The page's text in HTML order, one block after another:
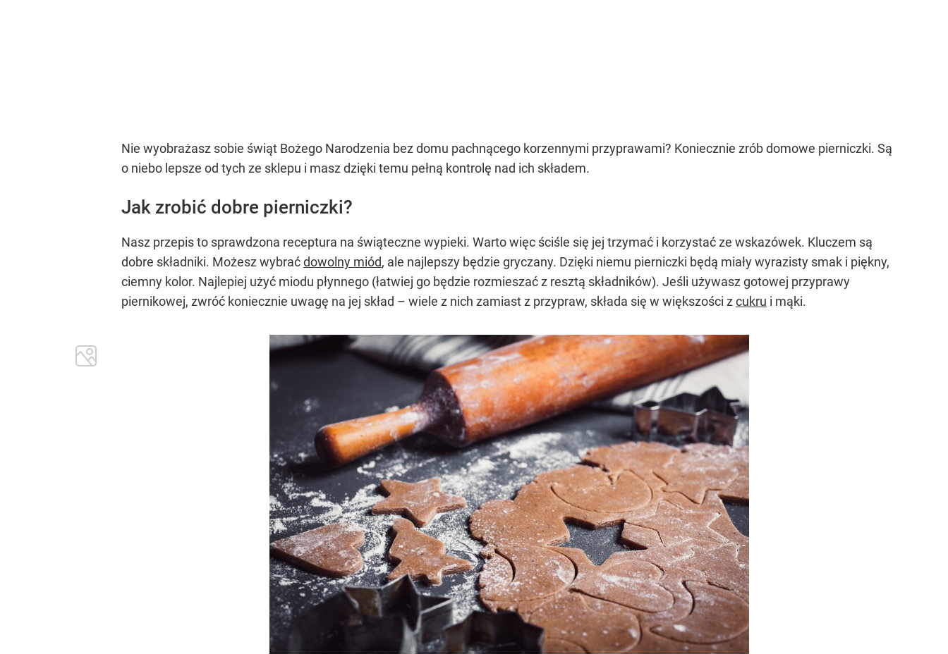
Nie wyobrażasz sobie świąt Bożego Narodzenia bez domu pachnącego korzennymi przyprawami? Koniecznie zrób domowe pierniczki. Są
o niebo lepsze od tych ze sklepu i masz dzięki temu pełną kontrolę nad ich składem.
Jak zrobić dobre pierniczki?
Nasz przepis to sprawdzona receptura na świąteczne wypieki. Warto więc ściśle się jej trzymać i korzystać ze wskazówek. Kluczem są
dobre składniki. Możesz wybraćdowolny miód, ale najlepszy będzie gryczany. Dzięki niemu pierniczki będą miały wyrazisty smak i piękny,
ciemny kolor. Najlepiej użyć miodu płynnego (łatwiej go będzie rozmieszać z resztą składników). Jeśli używasz gotowej przyprawy
piernikowej, zwróć koniecznie uwagę na jej skład – wiele z nich zamiast z przypraw, składa się w większości z cukru i mąki.